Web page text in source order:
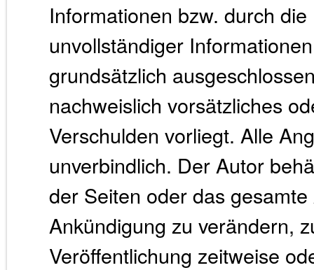
Informationen bzw. durch
unvollständiger
grundsätzlich
nachweislich vorsätzliches
Verschulden vorliegt. Alle
unverbindlich. Der Autor
der Seiten oder das
Ankündigung zu verändern,
Veröffentlichung zeitweise